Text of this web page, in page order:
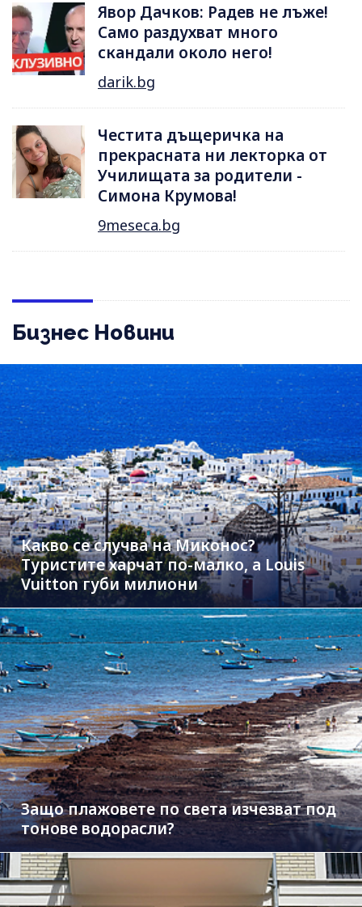
Явор Дачков: Радев не лъже!
Само раздухват много
скандали около него!
darik.bg
Честита дъщеричка на
прекрасната ни лекторка от
Училищата за родители -
Симона Крумова!
9meseca.bg
Бизнес Новини
Какво се случва на Миконос?
Туристите харчат по-малко, а Louis
Vuitton губи милиони
Защо плажовете по света изчезват под
тонове водорасли?